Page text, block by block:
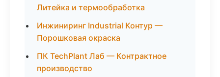
Литейка и термообработка
Инжиниринг Industrial Контур —
Порошковая окраска
ПК TechPlant Лаб — Контрактное
производство